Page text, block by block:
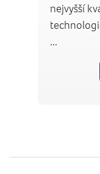
nejvyšší
...